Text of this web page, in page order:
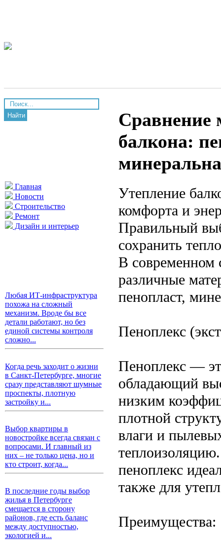
Найти
Главная
Новости
Строительство
Ремонт
Дизайн и интерьер
Любая ИТ-инфраструктура
похожа на сложный
механизм. Вроде бы все
детали работают, но без
единой системы контроля
сложно...
Когда речь заходит о жизни
в Санкт-Петербурге, многие
сразу представляют шумные
проспекты, плотную
застройку и...
Выбор квартиры в
новостройке всегда связан с
вопросами. И главный из
них – не только цена, но и
кто строит, когда...
В последние годы выбор
жилья в Петербурге
смещается в сторону
районов, где есть баланс
между доступностью,
экологией и...
Сравнение
балкона:
Утепление
комфорта и
Правильный
сохранить
В современном
различные
пенопласт,
Пеноплекс
Пеноплекс —
обладающий
низким
плотной
влаги и
пеноплекс
также для
Преимущества: